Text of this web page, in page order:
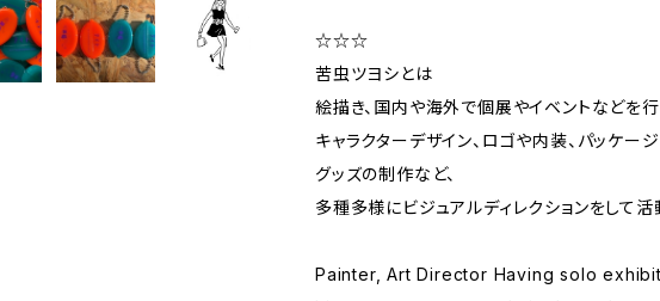
☆☆☆
苦虫ツヨシとは ​
絵描き、国内や海外で個展やイベントなどを行
キャラクターデザイン、ロゴや内装、パッケー
グッズの制作など、
多種多様にビジュアルディレクションをして活
Painter, Art Director Having solo